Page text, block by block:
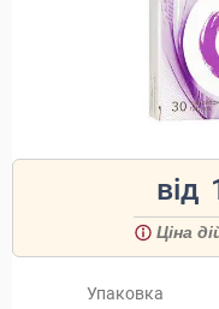
від
Ціна
Упаковка